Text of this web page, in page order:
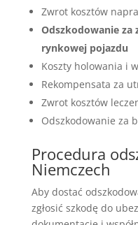
Zwrot kosztów
Odszkodowanie za
rynkowej pojazdu
Koszty holowania i
Rekompensata za
Zwrot kosztów
Odszkodowanie za
Procedura
Niemczech
Aby dostać
zgłosić szkodę do